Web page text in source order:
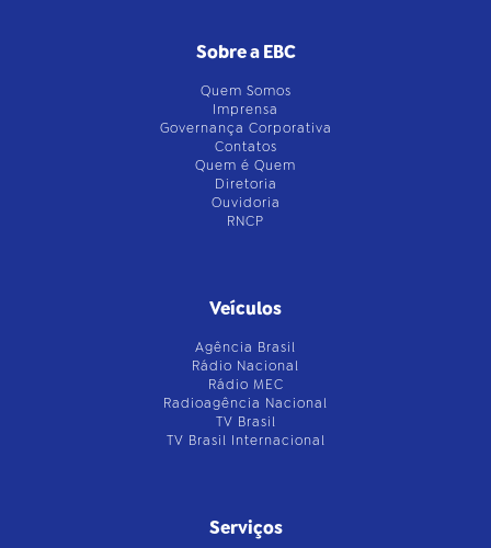
Sobre a EBC
Quem Somos
Imprensa
Governança Corporativa
Contatos
Quem é Quem
Diretoria
Ouvidoria
RNCP
Veículos
Agência Brasil
Rádio Nacional
Rádio MEC
Radioagência Nacional
TV Brasil
TV Brasil Internacional
Serviços